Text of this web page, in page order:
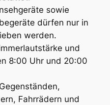
sowie
dürfen nur in
werden.
und
8:00 Uhr und 20:00
Fahrrädern und